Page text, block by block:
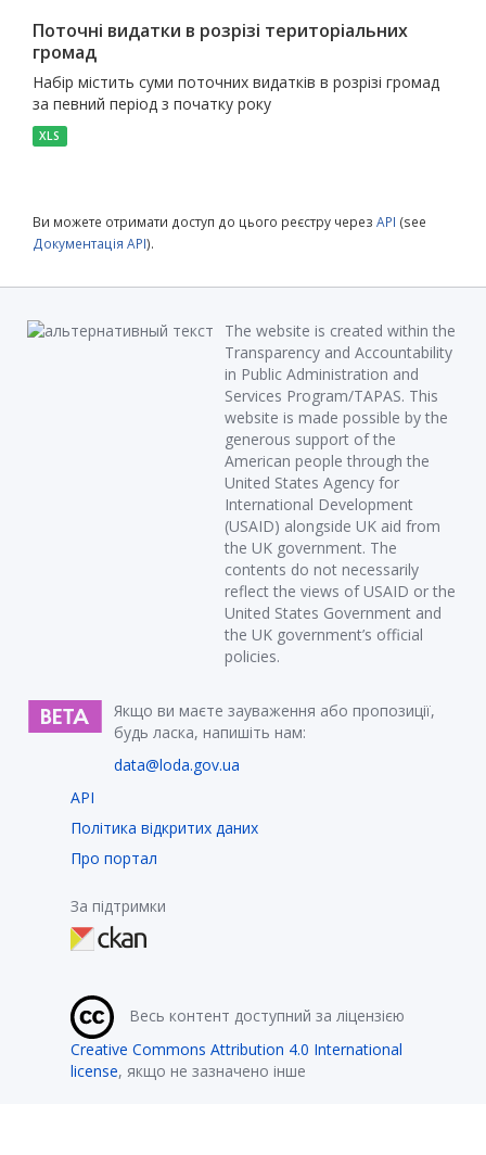
Поточні видатки в розрізі територіальних
громад
Набір містить суми поточних видатків в розрізі громад
за певний період з початку року
XLS
Ви можете отримати доступ до цього реєстру через API (see
Документація API).
The website is created within the
Transparency and Accountability
in Public Administration and
Services Program/TAPAS. This
website is made possible by the
generous support of the
American people through the
United States Agency for
International Development
(USAID) alongside UK aid from
the UK government. The
contents do not necessarily
reflect the views of USAID or the
United States Government and
the UK government’s official
policies.
Якщо ви маєте зауваження або пропозиції,
будь ласка, напишіть нам:
data@loda.gov.ua
API
Політика відкритих даних
Про портал
За підтримки
Весь контент доступний за ліцензією
Creative Commons Attribution 4.0 International
license, якщо не зазначено інше